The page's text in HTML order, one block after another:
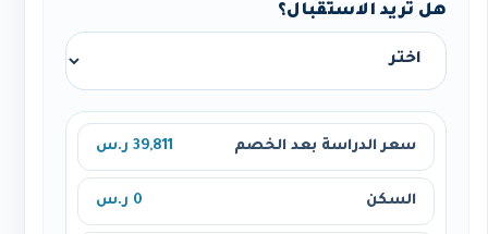
هل تريد الاستقبال؟
سعر الدراسة بعد الخصم 39,811 ر.س
السكن 0 ر.س